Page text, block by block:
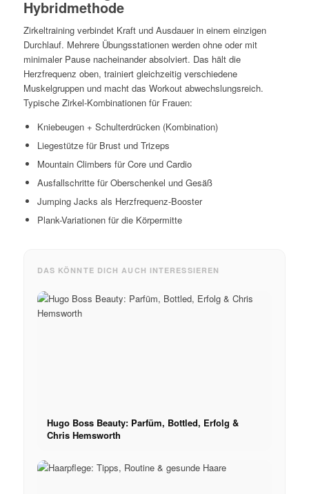
Hybridmethode
Zirkeltraining verbindet Kraft und Ausdauer in einem einzigen
Durchlauf. Mehrere Übungsstationen werden ohne oder mit
minimaler Pause nacheinander absolviert. Das hält die
Herzfrequenz oben, trainiert gleichzeitig verschiedene
Muskelgruppen und macht das Workout abwechslungsreich.
Typische Zirkel-Kombinationen für Frauen:
Kniebeugen + Schulterdrücken (Kombination)
Liegestütze für Brust und Trizeps
Mountain Climbers für Core und Cardio
Ausfallschritte für Oberschenkel und Gesäß
Jumping Jacks als Herzfrequenz-Booster
Plank-Variationen für die Körpermitte
DAS KÖNNTE DICH AUCH INTERESSIEREN
Hugo Boss Beauty: Parfüm, Bottled, Erfolg &
Chris Hemsworth